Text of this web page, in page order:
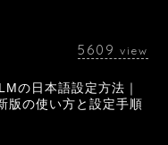
5609 view
の日本語設定方法｜
版の使い方と設定手順
会社概要